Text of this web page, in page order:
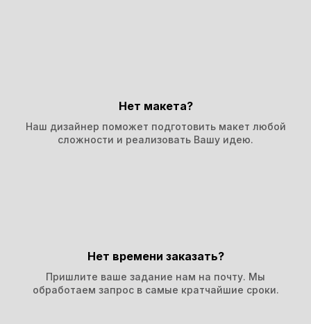
Нет макета?
Наш дизайнер поможет подготовить макет любой
сложности и реализовать Вашу идею.
Нет времени заказать?
Пришлите ваше задание нам на почту. Мы
обработаем запрос в самые кратчайшие сроки.